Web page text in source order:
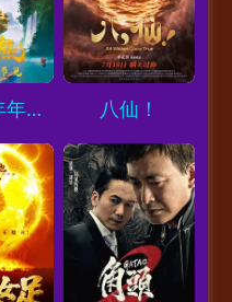
熊出没·年年有熊 Loading...八仙！